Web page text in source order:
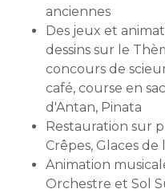
anciennes
Des jeux et
dessins sur le
concours de
café, course en
d'Antan, Pinata
Restauration sur
Crêpes, Glaces de
Animation
Orchestre et Sol